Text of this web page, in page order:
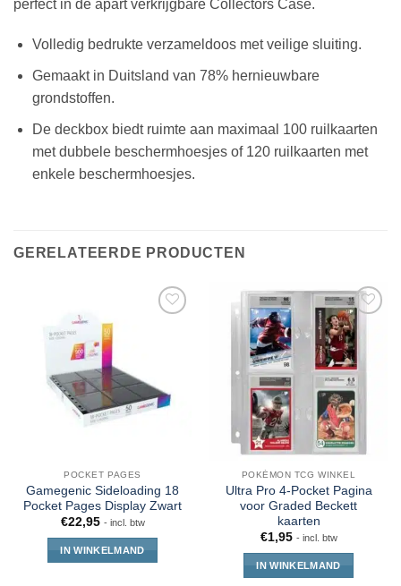
perfect in de apart verkrijgbare Collectors Case.
Volledig bedrukte verzameldoos met veilige sluiting.
Gemaakt in Duitsland van 78% hernieuwbare
grondstoffen.
De deckbox biedt ruimte aan maximaal 100 ruilkaarten
met dubbele beschermhoesjes of 120 ruilkaarten met
enkele beschermhoesjes.
GERELATEERDE PRODUCTEN
POCKET PAGES
Gamegenic Sideloading 18
Pocket Pages Display Zwart
€22,95 - incl. btw
IN WINKELMAND
POKÉMON TCG WINKEL
Ultra Pro 4-Pocket Pagina
voor Graded Beckett
kaarten
€1,95 - incl. btw
IN WINKELMAND